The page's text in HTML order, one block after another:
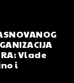
Vlade
i